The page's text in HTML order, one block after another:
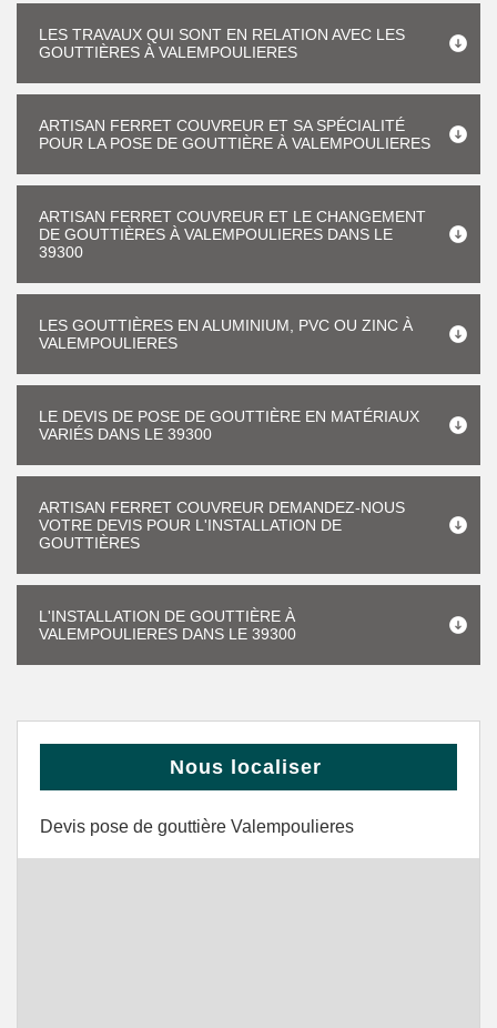
LES TRAVAUX QUI SONT EN RELATION AVEC LES
GOUTTIÈRES À VALEMPOULIERES
ARTISAN FERRET COUVREUR ET SA SPÉCIALITÉ
POUR LA POSE DE GOUTTIÈRE À VALEMPOULIERES
ARTISAN FERRET COUVREUR ET LE CHANGEMENT
DE GOUTTIÈRES À VALEMPOULIERES DANS LE
39300
LES GOUTTIÈRES EN ALUMINIUM, PVC OU ZINC À
VALEMPOULIERES
LE DEVIS DE POSE DE GOUTTIÈRE EN MATÉRIAUX
VARIÉS DANS LE 39300
ARTISAN FERRET COUVREUR DEMANDEZ-NOUS
VOTRE DEVIS POUR L'INSTALLATION DE
GOUTTIÈRES
L'INSTALLATION DE GOUTTIÈRE À
VALEMPOULIERES DANS LE 39300
Nous localiser
Devis pose de gouttière Valempoulieres